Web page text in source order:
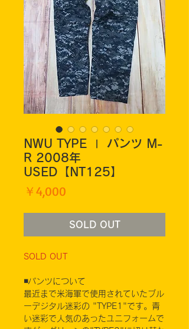
NWU TYPE Ⅰ パンツ M-
R 2008年
USED【NT125】
￥4,000
SOLD OUT
SOLD OUT
◾️パンツについて
最近まで米海軍で使用されていたブル
ーデジタル迷彩の "TYPE1"です。青
い迷彩で人気のあったユニフォームで